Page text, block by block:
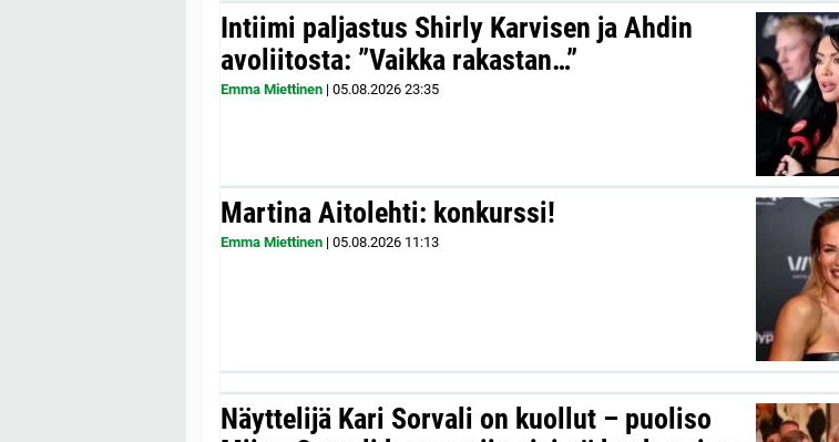
Intiimi paljastus Shirly Karvisen ja Ahdin
avoliitosta: ”Vaikka rakastan…”
Emma Miettinen | 05.08.2026 23:35
Martina Aitolehti: konkurssi!
Emma Miettinen | 05.08.2026 11:13
Näyttelijä Kari Sorvali on kuollut – puoliso